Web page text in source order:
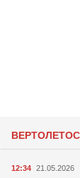
12:34 21.05.2026